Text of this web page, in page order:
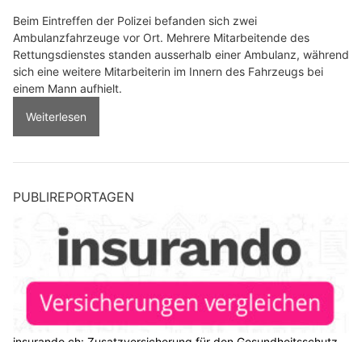
Beim Eintreffen der Polizei befanden sich zwei
Ambulanzfahrzeuge vor Ort. Mehrere Mitarbeitende des
Rettungsdienstes standen ausserhalb einer Ambulanz, während
sich eine weitere Mitarbeiterin im Innern des Fahrzeugs bei
einem Mann aufhielt.
Weiterlesen
PUBLIREPORTAGEN